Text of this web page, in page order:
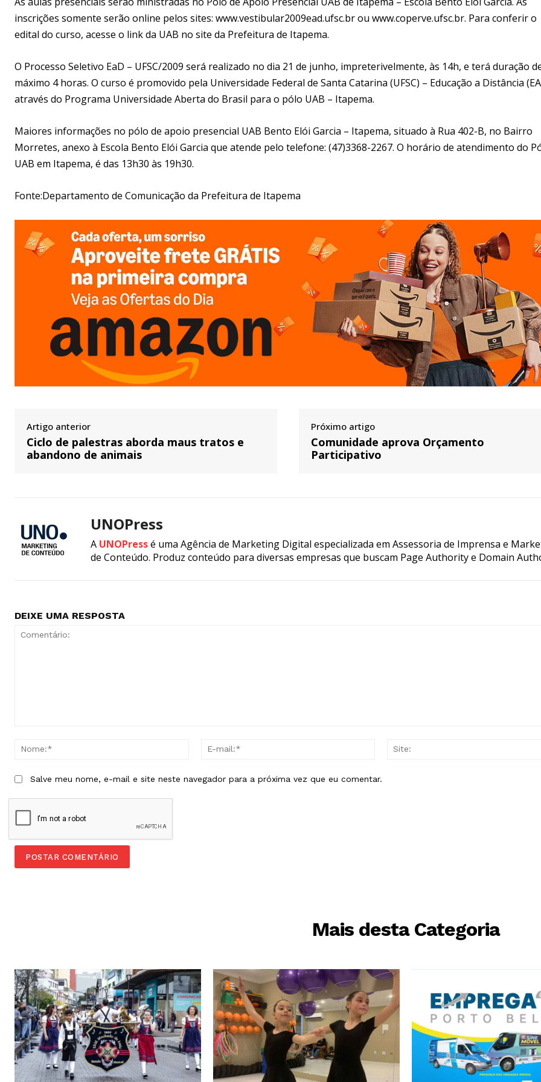
inscrições somente serão online pelos sites: www.vestibular2009ead.ufsc.br ou www.coperve.ufsc.br. Para conferir o
edital do curso, acesse o link da UAB no site da Prefeitura de Itapema.
O Processo Seletivo EaD – UFSC/2009 será realizado no dia 21 de junho, impreterivelmente, às 14h, e terá duração
máximo 4 horas. O curso é promovido pela Universidade Federal de Santa Catarina (UFSC) – Educação a Distância
através do Programa Universidade Aberta do Brasil para o pólo UAB – Itapema.
Maiores informações no pólo de apoio presencial UAB Bento Elói Garcia – Itapema, situado à Rua 402-B, no Bairro
Morretes, anexo à Escola Bento Elói Garcia que atende pelo telefone: (47)3368-2267. O horário de atendimento do
UAB em Itapema, é das 13h30 às 19h30.
Fonte:Departamento de Comunicação da Prefeitura de Itapema
Artigo anterior
Ciclo de palestras aborda maus tratos e
abandono de animais
Próximo artigo
Comunidade aprova Orçamento
Participativo
UNOPress
A UNOPressé uma Agência de Marketing Digital especializada em Assessoria de Imprensa e
de Conteúdo. Produz conteúdo para diversas empresas que buscam Page Authority e Domain
DEIXE UMA RESPOSTA
Nome:*
Salve meu nome, e-mail e site neste navegador para a próxima vez que eu comentar.
Mais desta Categoria